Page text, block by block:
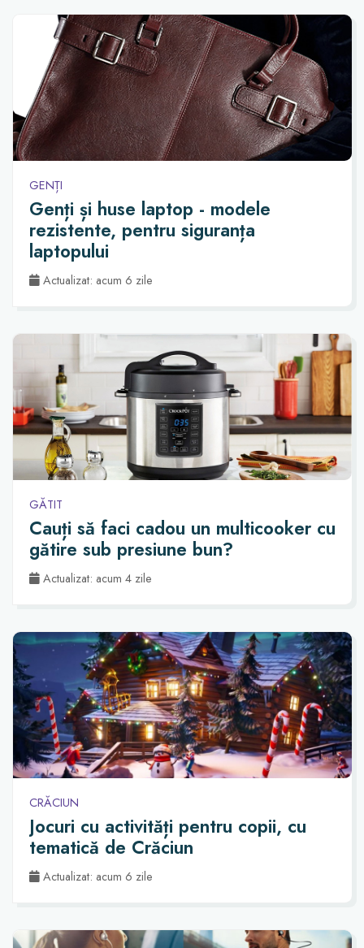
GENȚI
Genți și huse laptop - modele
rezistente, pentru siguranța
laptopului
Actualizat: acum 6 zile
GĂTIT
Cauți să faci cadou un multicooker cu
gătire sub presiune bun?
Actualizat: acum 4 zile
CRĂCIUN
Jocuri cu activități pentru copii, cu
tematică de Crăciun
Actualizat: acum 6 zile